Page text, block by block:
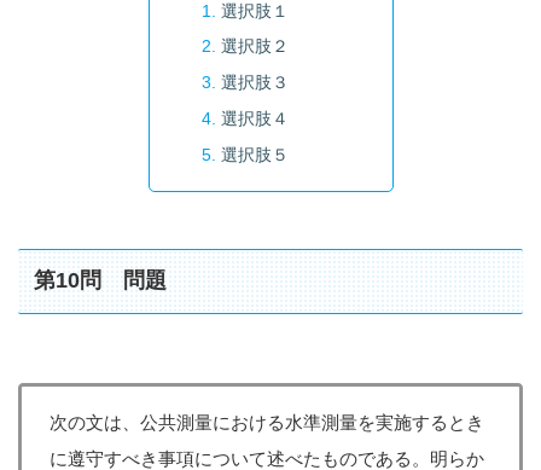
選択肢１
選択肢２
選択肢３
選択肢４
選択肢５
第10問 問題
次の文は、公共測量における水準測量を実施するとき
に遵守すべき事項について述べたものである。明らか